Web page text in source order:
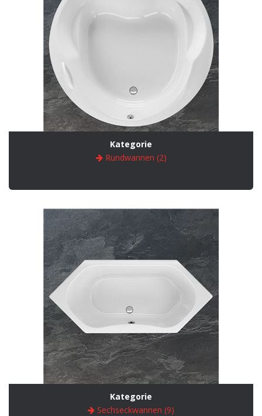
Kategorie
Rundwannen (2)
Kategorie
Sechseckwannen (9)